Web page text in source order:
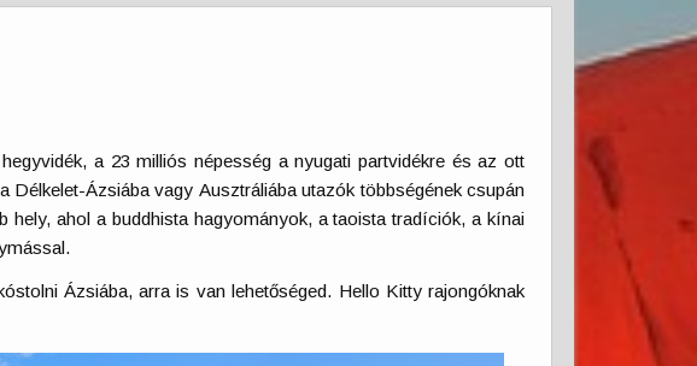
a 23 milliós népesség a nyugati partvidékre és az ott
Ázsiába vagy Ausztráliába utazók többségének csupán
ahol a buddhista hagyományok, a taoista tradíciók, a kínai
Ázsiába, arra is van lehetőséged. Hello Kitty rajongóknak